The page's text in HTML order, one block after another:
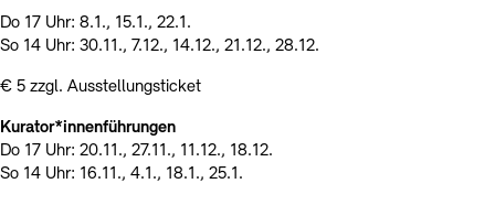
Do 17 Uhr: 8.1., 15.1., 22.1.
So 14 Uhr: 30.11., 7.12., 14.12., 21.12., 28.12.
€ 5 zzgl. Ausstellungsticket
Kurator*innenführungen
Do 17 Uhr: 20.11., 27.11., 11.12., 18.12.
So 14 Uhr: 16.11., 4.1., 18.1., 25.1.